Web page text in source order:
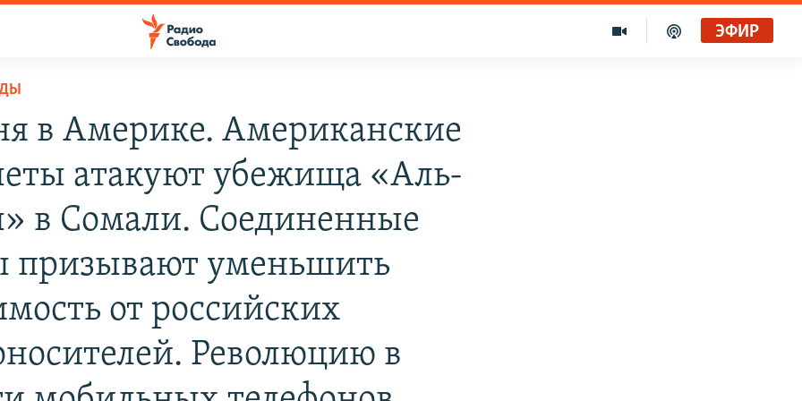
ЭФИР
в Америке. Американские
атакуют убежища «Аль-
в Сомали. Соединенные
призывают уменьшить
от российских
Революцию в